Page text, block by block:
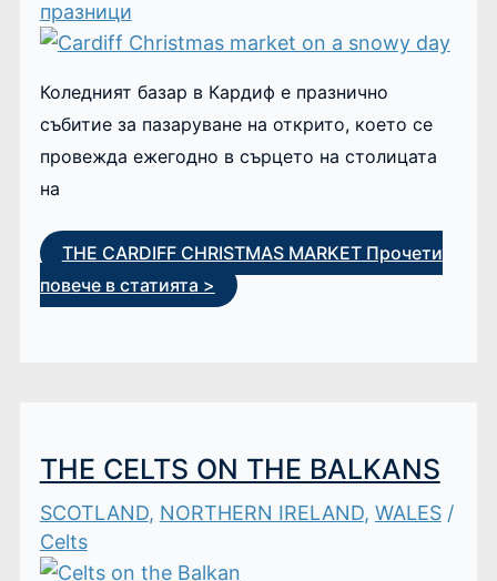
празници
Коледният базар в Кардиф е празнично
събитие за пазаруване на открито, което се
провежда ежегодно в сърцето на столицата
на
THE CARDIFF CHRISTMAS MARKETПрочети
повече в статията >
THE CELTS ON THE BALKANS
SCOTLAND, NORTHERN IRELAND, WALES/
Celts